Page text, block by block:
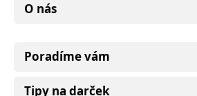
O nás
Poradíme vám
Tipy na darček